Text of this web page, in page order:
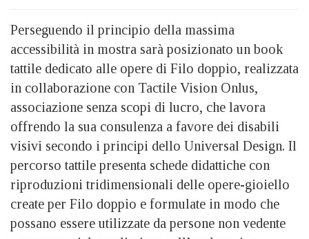
Perseguendo il principio della massima
accessibilità in mostra sarà posizionato un book
tattile dedicato alle opere di Filo doppio, realizzata
in collaborazione con Tactile Vision Onlus,
associazione senza scopi di lucro, che lavora
offrendo la sua consulenza a favore dei disabili
visivi secondo i principi dello Universal Design. Il
percorso tattile presenta schede didattiche con
riproduzioni tridimensionali delle opere-gioiello
create per Filo doppio e formulate in modo che
possano essere utilizzate da persone non vedente